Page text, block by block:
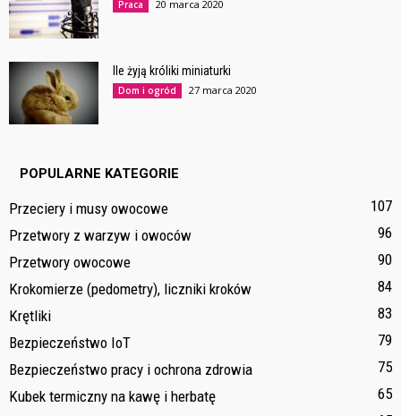
Praca 20 marca 2020
Ile żyją króliki miniaturki
Dom i ogród 27 marca 2020
POPULARNE KATEGORIE
Przeciery i musy owocowe
107
Przetwory z warzyw i owoców
96
Przetwory owocowe
90
Krokomierze (pedometry), liczniki kroków
84
Krętliki
83
Bezpieczeństwo IoT
79
Bezpieczeństwo pracy i ochrona zdrowia
75
Kubek termiczny na kawę i herbatę
65